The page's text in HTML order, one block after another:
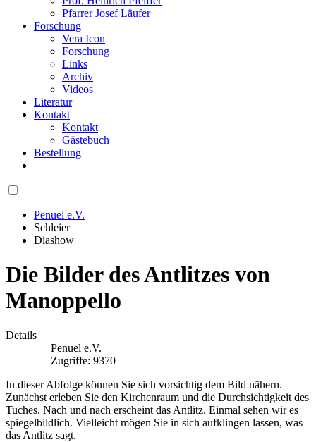
Pfarrer Josef Läufer
Forschung
Vera Icon
Forschung
Links
Archiv
Videos
Literatur
Kontakt
Kontakt
Gästebuch
Bestellung
Penuel e.V.
Schleier
Diashow
Die Bilder des Antlitzes von
Manoppello
Details
Penuel e.V.
Zugriffe: 9370
In dieser Abfolge können Sie sich vorsichtig dem Bild nähern.
Zunächst erleben Sie den Kirchenraum und die Durchsichtigkeit des
Tuches. Nach und nach erscheint das Antlitz. Einmal sehen wir es
spiegelbildlich. Vielleicht mögen Sie in sich aufklingen lassen, was
das Antlitz sagt.